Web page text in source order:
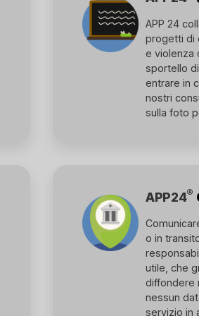
APP 24
progetti di
e violenza
sportello
entrare in
nostri
sulla foto
APP24®
o in
utile, che
diffondere
nessun
servizio in